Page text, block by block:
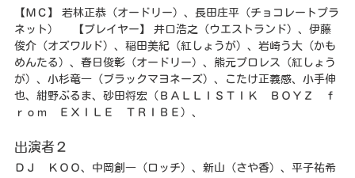
【ＭＣ】 若林正恭（オードリー）、長田庄平（チョコレートプラ
ネット） 【プレイヤー】 井口浩之（ウエストランド）、伊藤
俊介（オズワルド）、稲田美紀（紅しょうが）、岩崎う大（かも
めんたる）、春日俊彰（オードリー）、熊元プロレス（紅しょう
が）、小杉竜一（ブラックマヨネーズ）、こたけ正義感、小手伸
也、紺野ぶるま、砂田将宏（ＢＡＬＬＩＳＴＩＫ ＢＯＹＺ ｆ
ｒｏｍ ＥＸＩＬＥ ＴＲＩＢＥ）、
出演者２
ＤＪ ＫＯＯ、中岡創一（ロッチ）、新山（さや香）、平子祐希